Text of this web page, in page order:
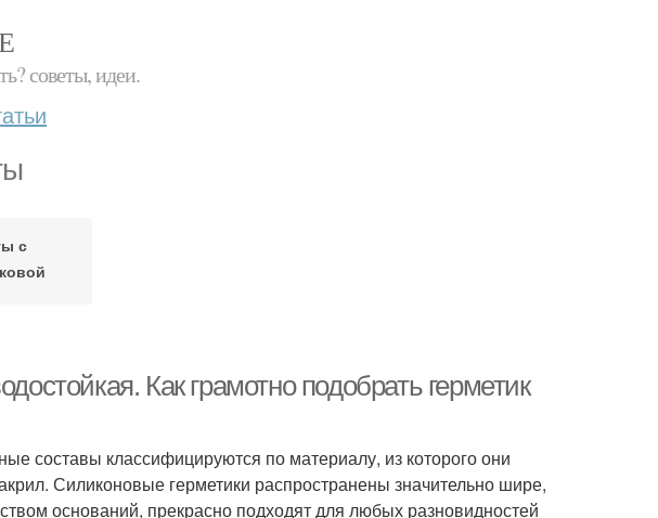
советы, идеи.
с
Как грамотно подобрать герметик
составы классифицируются по материалу, из которого они
Силиконовые герметики распространены значительно шире,
оснований, прекрасно подходят для любых разновидностей